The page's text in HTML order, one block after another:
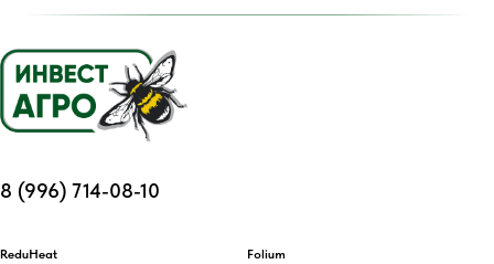
8 (996) 714-08-10
ReduHeat Folium